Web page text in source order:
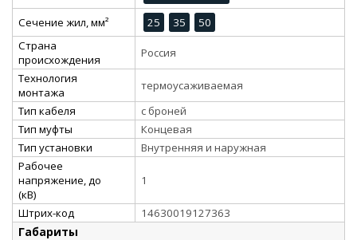
Сечение жил, мм²
25 35
50
Страна
происхождения
Россия
Технология
монтажа
термоусаживаемая
Тип кабеля
с броней
Тип муфты
Концевая
Тип установки
Внутренняя и наружная
Рабочее
напряжение, до
(кВ)
1
Штрих-код 14630019127363
Габариты